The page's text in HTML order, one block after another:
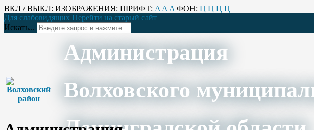
ВКЛ / ВЫКЛ: ИЗОБРАЖЕНИЯ: ШРИФТ: A A A ФОН: Ц Ц Ц Ц
Для слабовидящих Перейти на старый сайт
Искать...
Администрация
Волховского